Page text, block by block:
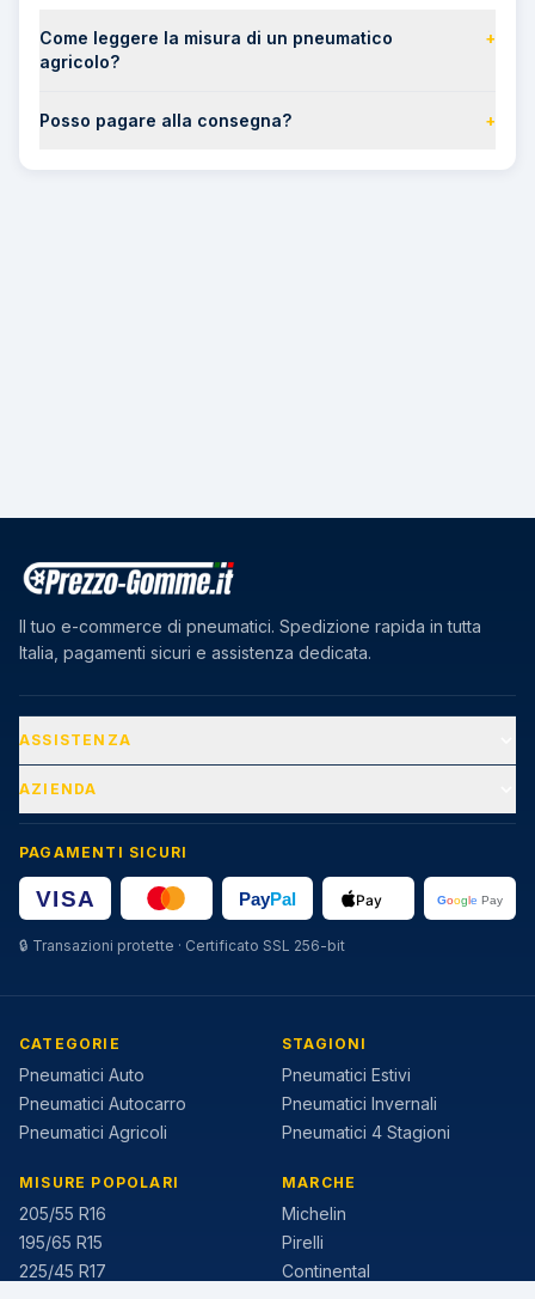
Come leggere la misura di un pneumatico
agricolo?
+
Posso pagare alla consegna? +
Il tuo e-commerce di pneumatici. Spedizione rapida in tutta
Italia, pagamenti sicuri e assistenza dedicata.
ASSISTENZA
AZIENDA
PAGAMENTI SICURI
🔒 Transazioni protette · Certificato SSL 256-bit
CATEGORIE
Pneumatici Auto
Pneumatici Autocarro
Pneumatici Agricoli
STAGIONI
Pneumatici Estivi
Pneumatici Invernali
Pneumatici 4 Stagioni
MISURE POPOLARI
205/55 R16
195/65 R15
225/45 R17
MARCHE
Michelin
Pirelli
Continental